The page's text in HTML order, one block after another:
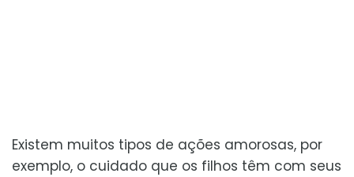
Existem muitos tipos de ações amorosas, por
exemplo, o cuidado que os filhos têm com seus